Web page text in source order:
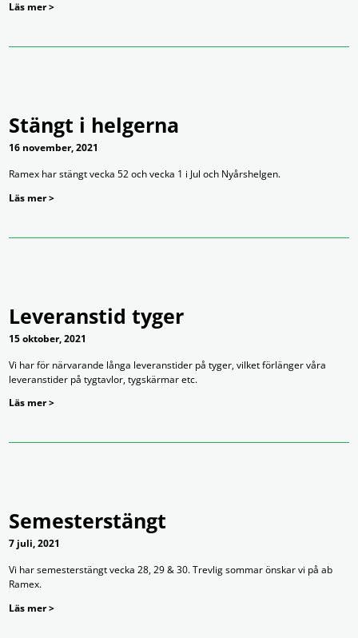
Läs mer >
Stängt i helgerna
16 november, 2021
Ramex har stängt vecka 52 och vecka 1 i Jul och Nyårshelgen.
Läs mer >
Leveranstid tyger
15 oktober, 2021
Vi har för närvarande långa leveranstider på tyger, vilket förlänger våra
leveranstider på tygtavlor, tygskärmar etc.
Läs mer >
Semesterstängt
7 juli, 2021
Vi har semesterstängt vecka 28, 29 & 30. Trevlig sommar önskar vi på ab
Ramex.
Läs mer >